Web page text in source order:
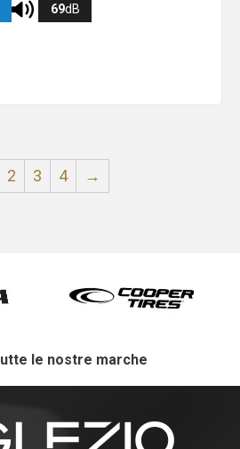
69dB
2 3 4 →
le nostre marche